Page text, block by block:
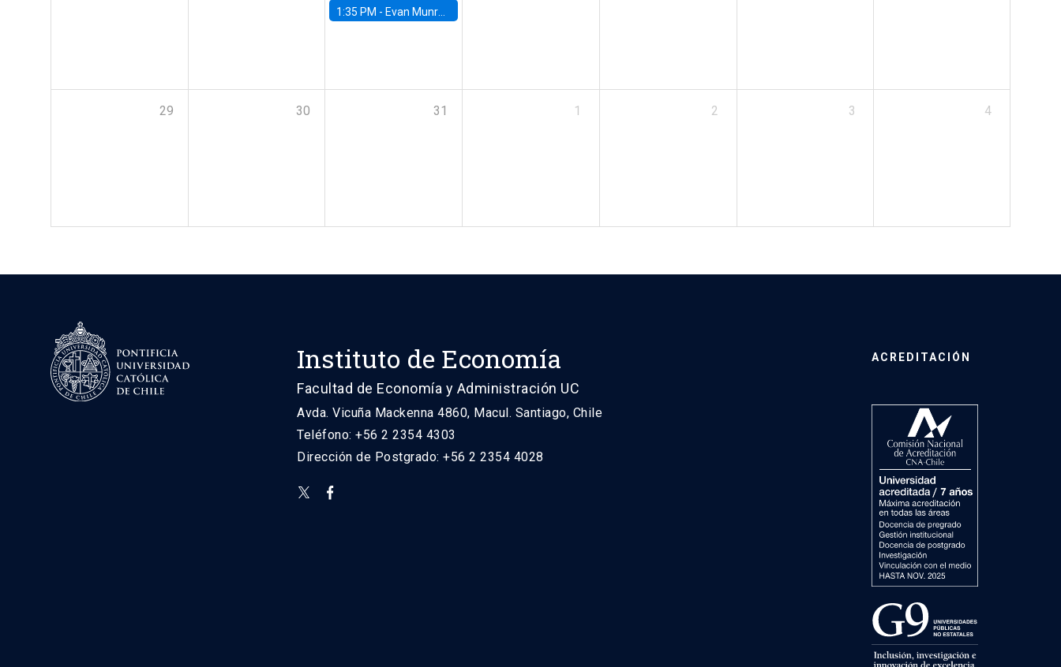
1:35 PM - Evan Munro, Neyman Visiting Assistant Professor in the Department of Statistics at UC Berkeley
29 30 31 1 2 3 4
Instituto de Economía
Facultad de Economía y Administración UC
Avda. Vicuña Mackenna 4860, Macul. Santiago, Chile
Teléfono: +56 2 2354 4303
Dirección de Postgrado: +56 2 2354 4028
ACREDITACIÓN